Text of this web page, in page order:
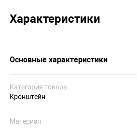
Характеристики
Основные характеристики
Категория товара
Кронштейн
Материал